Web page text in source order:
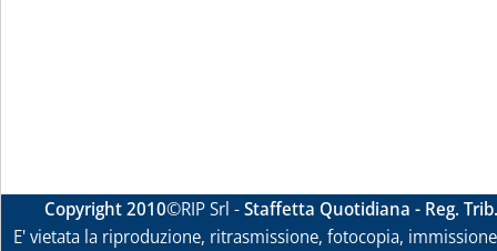
Copyright 2010©RIP Srl -Staffetta Quotidiana - Reg.
E' vietata la riproduzione, ritrasmissione, fotocopia,